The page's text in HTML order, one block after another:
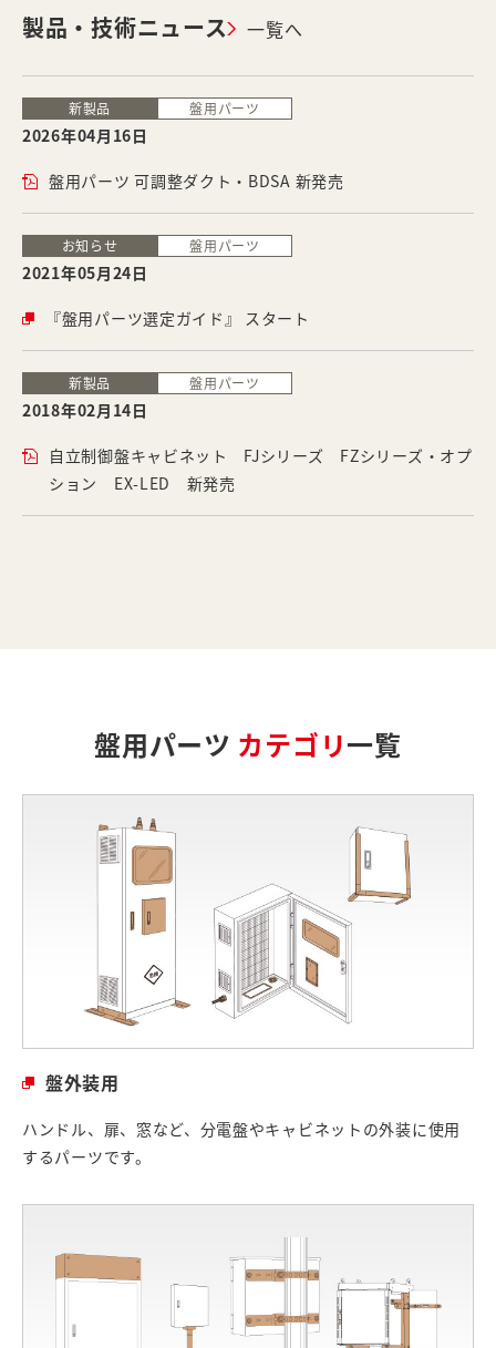
製品・技術ニュース 一覧へ
新製品 盤用パーツ
2026年04月16日
盤用パーツ 可調整ダクト・BDSA 新発売
お知らせ 盤用パーツ
2021年05月24日
『盤用パーツ選定ガイド』 スタート
新製品 盤用パーツ
2018年02月14日
自立制御盤キャビネット FJシリーズ FZシリーズ・オプ
ション EX-LED 新発売
盤用パーツ カテゴリ一覧
盤外装用
ハンドル、扉、窓など、分電盤やキャビネットの外装に使用
するパーツです。